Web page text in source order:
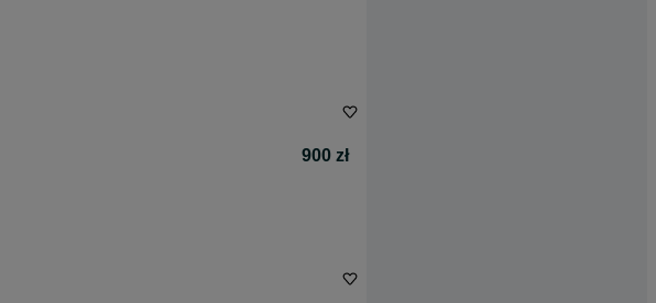
900 zł